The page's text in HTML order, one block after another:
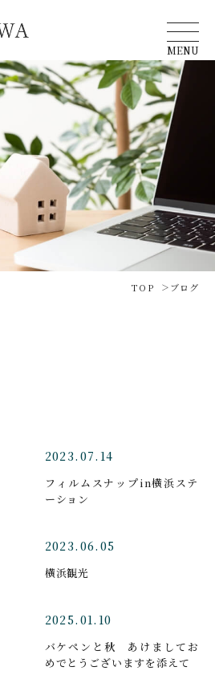
MENU
TOP ブログ
2023.07.14
フィルムスナップin横浜ステ
ーション
2023.06.05
横浜観光
2025.01.10
バケペンと秋 あけましてお
めでとうございますを添えて